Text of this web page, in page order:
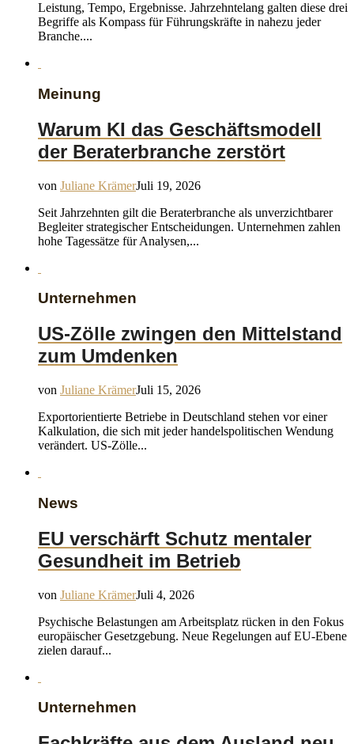
Leistung, Tempo, Ergebnisse. Jahrzehntelang galten diese drei
Begriffe als Kompass für Führungskräfte in nahezu jeder
Branche....
Meinung
Warum KI das Geschäftsmodell
der Beraterbranche zerstört
von Juliane KrämerJuli 19, 2026
Seit Jahrzehnten gilt die Beraterbranche als unverzichtbarer
Begleiter strategischer Entscheidungen. Unternehmen zahlen
hohe Tagessätze für Analysen,...
Unternehmen
US-Zölle zwingen den Mittelstand
zum Umdenken
von Juliane KrämerJuli 15, 2026
Exportorientierte Betriebe in Deutschland stehen vor einer
Kalkulation, die sich mit jeder handelspolitischen Wendung
verändert. US-Zölle...
News
EU verschärft Schutz mentaler
Gesundheit im Betrieb
von Juliane KrämerJuli 4, 2026
Psychische Belastungen am Arbeitsplatz rücken in den Fokus
europäischer Gesetzgebung. Neue Regelungen auf EU-Ebene
zielen darauf...
Unternehmen